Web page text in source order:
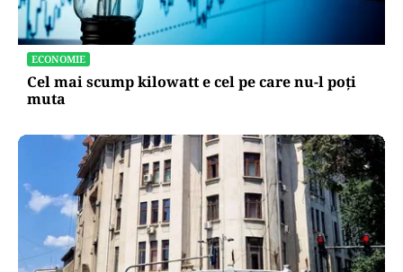
ECONOMIE
Cel mai scump kilowatt e cel pe care nu-l poți
muta